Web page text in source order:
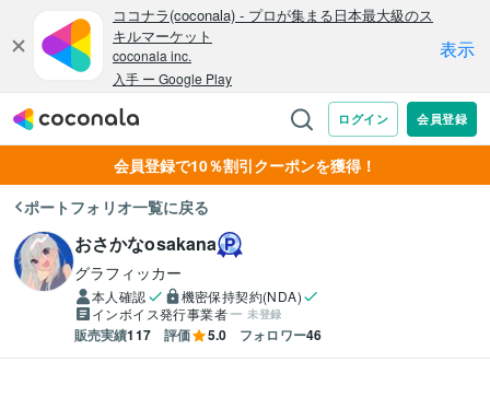
会員登録で10％割引クーポンを獲得！
ポートフォリオ一覧に戻る
おさかなosakana
グラフィッカー
本人確認
機密保持契約(NDA)
インボイス発行事業者
未登録
販売実績117 評価 5.0 フォロワー46